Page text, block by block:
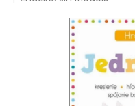
je
0,0
hviezdičiek.